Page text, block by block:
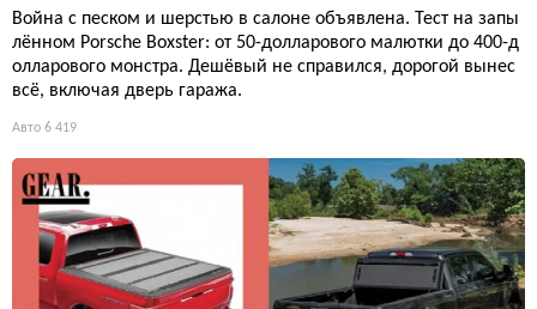
Война с песком и шерстью в салоне объявлена. Тест на запы
лённом Porsche Boxster: от 50-долларового малютки до 400-д
олларового монстра. Дешёвый не справился, дорогой вынес
всё, включая дверь гаража.
Авто 6 419